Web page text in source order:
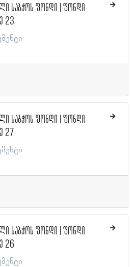
საბჭოს ფონდი | ფონდი
23
საბჭოს ფონდი | ფონდი
27
საბჭოს ფონდი | ფონდი
26